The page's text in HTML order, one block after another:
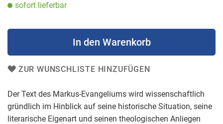
sofort lieferbar
In den Warenkorb
ZUR WUNSCHLISTE HINZUFÜGEN
Der Text des Markus-Evangeliums wird wissenschaftlich
gründlich im Hinblick auf seine historische Situation, seine
literarische Eigenart und seinen theologischen Anliegen